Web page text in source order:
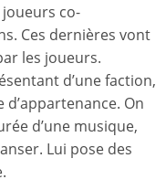
joueurs co-
Ces dernières vont
les joueurs.
d’une faction,
On
d’une musique,
Lui pose des